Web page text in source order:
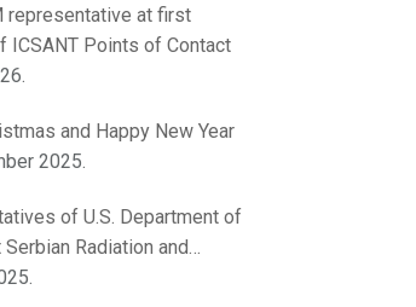
representative at first
ICSANT Points of Contact
and Happy New Year
2025.
of U.S. Department of
Radiation and
and Security Directorate